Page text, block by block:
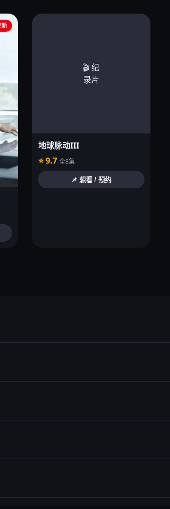
新
🎬 纪
录片
地球脉动III
⭐ 9.7 全8集
📌 想看 / 预约